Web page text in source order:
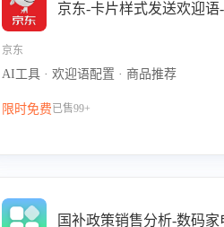
京东-卡片样式发送欢迎
京东
AI工具 · 欢迎语配置 · 商品推荐
限时免费已售99+
国补政策销售分析-数码